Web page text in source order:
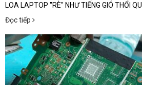
LOA LAPTOP "RÈ" NHƯ TIẾNG GIÓ THỔI
Đọc tiếp